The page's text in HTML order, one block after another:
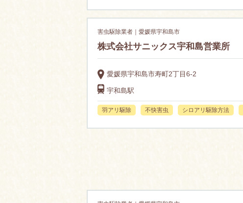
害虫駆除業者｜愛媛県宇和島市
株式会社サニックス宇和島営業所
愛媛県宇和島市寿町2丁目6-2
宇和島駅
羽アリ駆除 不快害虫 シロアリ駆除方法